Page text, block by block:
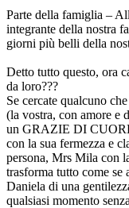
Parte della famiglia –
integrante della nostra
giorni più belli della
Detto tutto questo, ora
da loro???
Se cercate qualcuno
(la vostra, con amore e
un GRAZIE DI
con la sua fermezza e
persona, Mrs Mila con
trasforma tutto come se
Daniela di una
qualsiasi momento